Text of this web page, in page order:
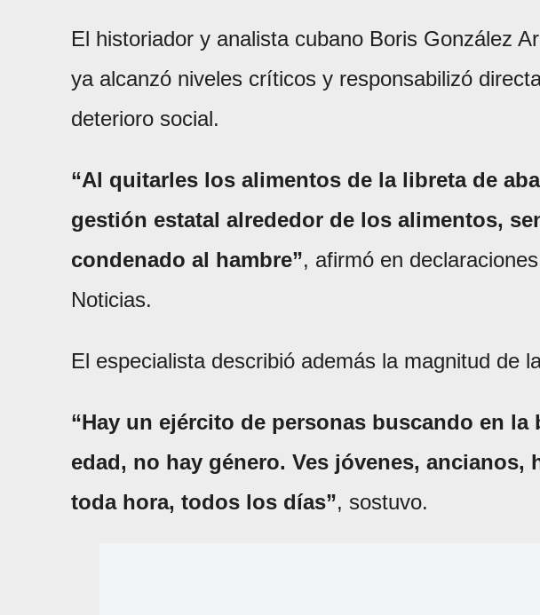
El historiador y analista cubano Boris González
ya alcanzó niveles críticos y responsabilizó
deterioro social.
“Al quitarles los alimentos de la libreta de
gestión estatal alrededor de los alimentos,
condenado al hambre”, afirmó en
Noticias.
El especialista describió además la magnitud de
“Hay un ejército de personas buscando en la
edad, no hay género. Ves jóvenes, ancianos,
toda hora, todos los días”, sostuvo.